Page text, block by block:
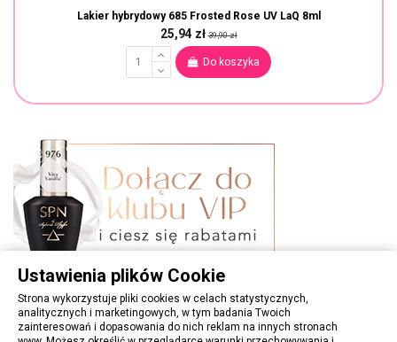
Lakier hybrydowy 685 Frosted Rose UV LaQ 8ml
25,94 zł39,90 zł
Do koszyka
Ustawienia plików Cookie
Strona wykorzystuje pliki cookies w celach statystycznych,
analitycznych i marketingowych, w tym badania Twoich
zainteresowań i dopasowania do nich reklam na innych stronach